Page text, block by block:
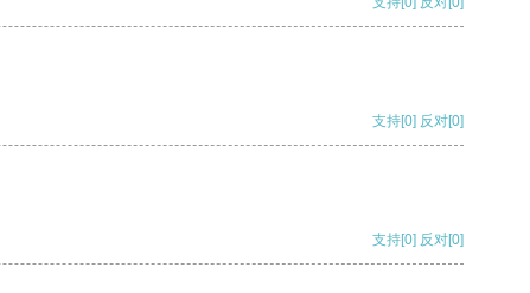
支持[0] 反对[0]
支持[0] 反对[0]